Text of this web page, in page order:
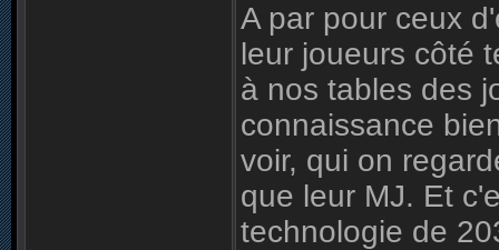
A par pour ceux
leur joueurs côté
à nos tables des
connaissance
voir, qui on
que leur MJ. Et
technologie de